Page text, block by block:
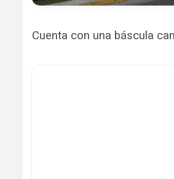
Cuenta con una báscula